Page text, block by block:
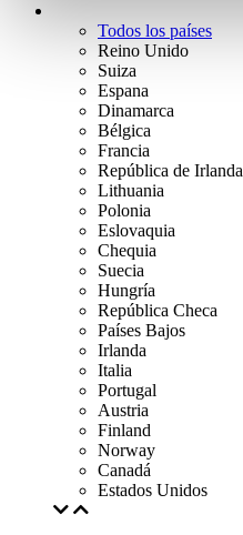
Todos los países
Reino Unido
Suiza
Espana
Dinamarca
Bélgica
Francia
República de Irlanda
Lithuania
Polonia
Eslovaquia
Chequia
Suecia
Hungría
República Checa
Países Bajos
Irlanda
Italia
Portugal
Austria
Finland
Norway
Canadá
Estados Unidos